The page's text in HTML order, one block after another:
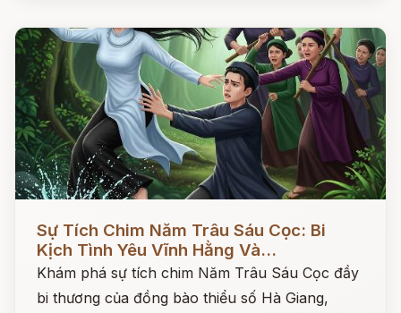
Sự Tích Chim Năm Trâu Sáu Cọc: Bi
Kịch Tình Yêu Vĩnh Hằng Và...
Khám phá sự tích chim Năm Trâu Sáu Cọc đầy
bi thương của đồng bào thiểu số Hà Giang,